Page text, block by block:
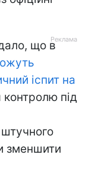
що в
іспит на
контролю під
штучного
зменшити